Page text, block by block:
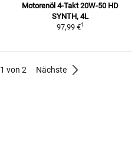
Motorenöl 4-Takt 20W-50 HD
SYNTH, 4L
97,99 €1
von 2 Nächste